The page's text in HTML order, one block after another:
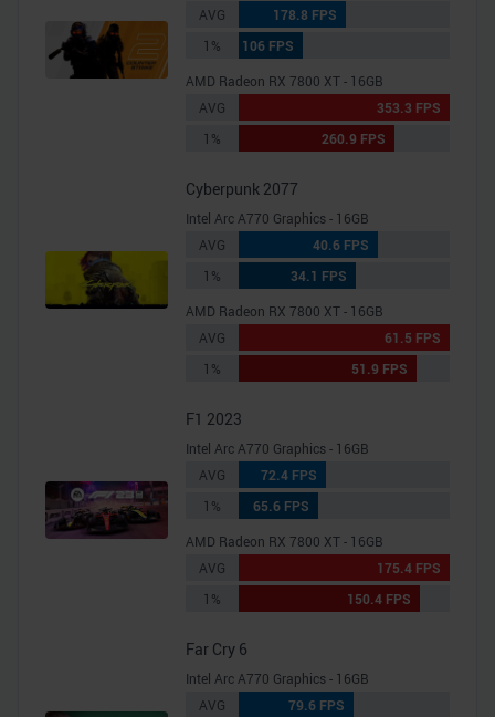
AVG
178.8 FPS
1%
106 FPS
AMD Radeon RX 7800 XT - 16GB
AVG
353.3 FPS
1%
260.9 FPS
Cyberpunk 2077
Intel Arc A770 Graphics - 16GB
AVG
40.6 FPS
1%
34.1 FPS
AMD Radeon RX 7800 XT - 16GB
AVG
61.5 FPS
1%
51.9 FPS
F1 2023
Intel Arc A770 Graphics - 16GB
AVG
72.4 FPS
1%
65.6 FPS
AMD Radeon RX 7800 XT - 16GB
AVG
175.4 FPS
1%
150.4 FPS
Far Cry 6
Intel Arc A770 Graphics - 16GB
AVG
79.6 FPS